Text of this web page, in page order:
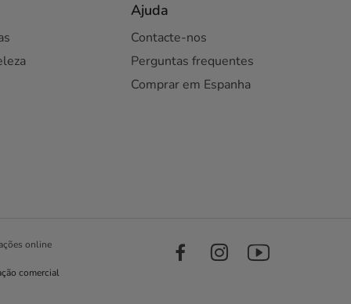
Ajuda
Contacte-nos
Perguntas frequentes
Comprar em Espanha
online
comercial